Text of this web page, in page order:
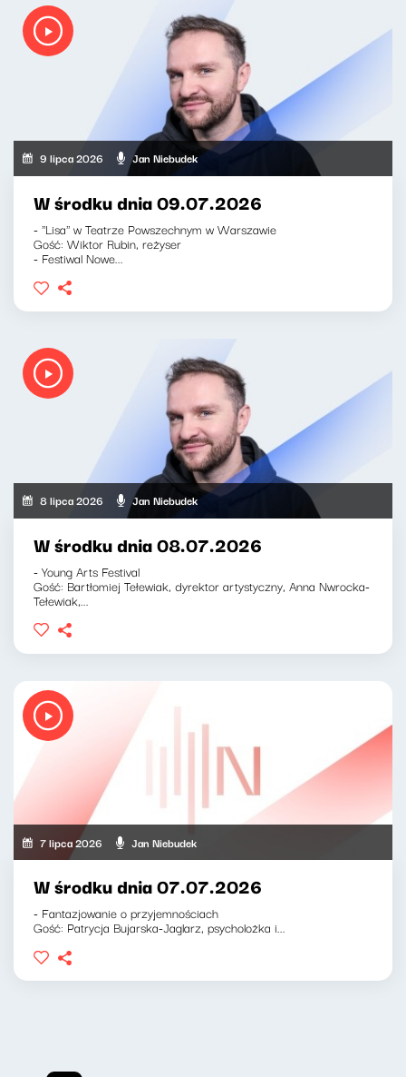
9 lipca 2026 Jan Niebudek
W środku dnia 09.07.2026
- ''Lisa'' w Teatrze Powszechnym w Warszawie
Gość: Wiktor Rubin, reżyser
- Festiwal Nowe...
8 lipca 2026 Jan Niebudek
W środku dnia 08.07.2026
- Young Arts Festival
Gość: Bartłomiej Tełewiak, dyrektor artystyczny, Anna Nwrocka-
Tełewiak,...
7 lipca 2026 Jan Niebudek
W środku dnia 07.07.2026
- Fantazjowanie o przyjemnościach
Gość: Patrycja Bujarska-Jaglarz, psycholożka i...